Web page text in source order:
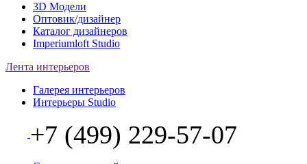
3D Модели
Оптовик/дизайнер
Каталог дизайнеров
Imperiumloft Studio
Лента интерьеров
Галерея интерьеров
Интерьеры Studio
+7 (499) 229-57-07